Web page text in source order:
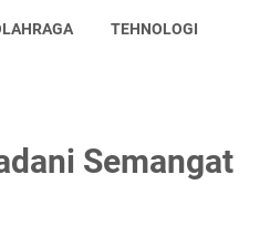
TEHNOLOGI
Semangat